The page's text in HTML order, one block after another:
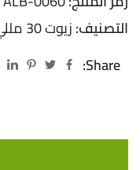
التصنيف:زيوت 30 مللي
Share: